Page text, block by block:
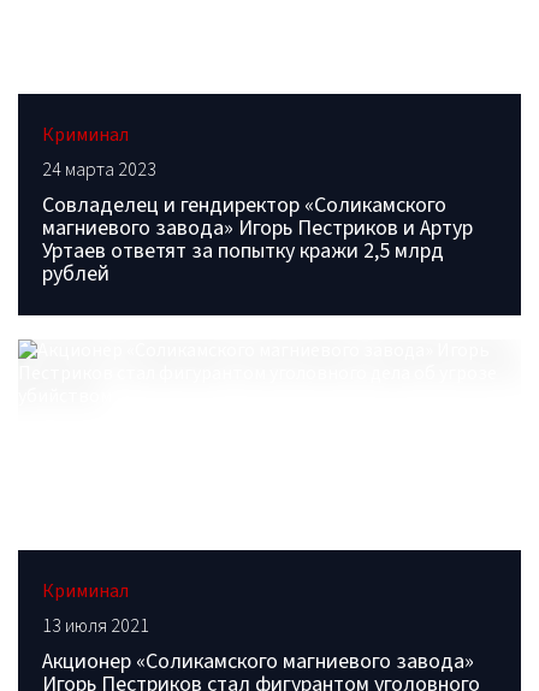
Криминал
24 марта 2023
Совладелец и гендиректор «Соликамского
магниевого завода» Игорь Пестриков и Артур
Уртаев ответят за попытку кражи 2,5 млрд
рублей
Криминал
13 июля 2021
Акционер «Соликамского магниевого завода»
Игорь Пестриков стал фигурантом уголовного